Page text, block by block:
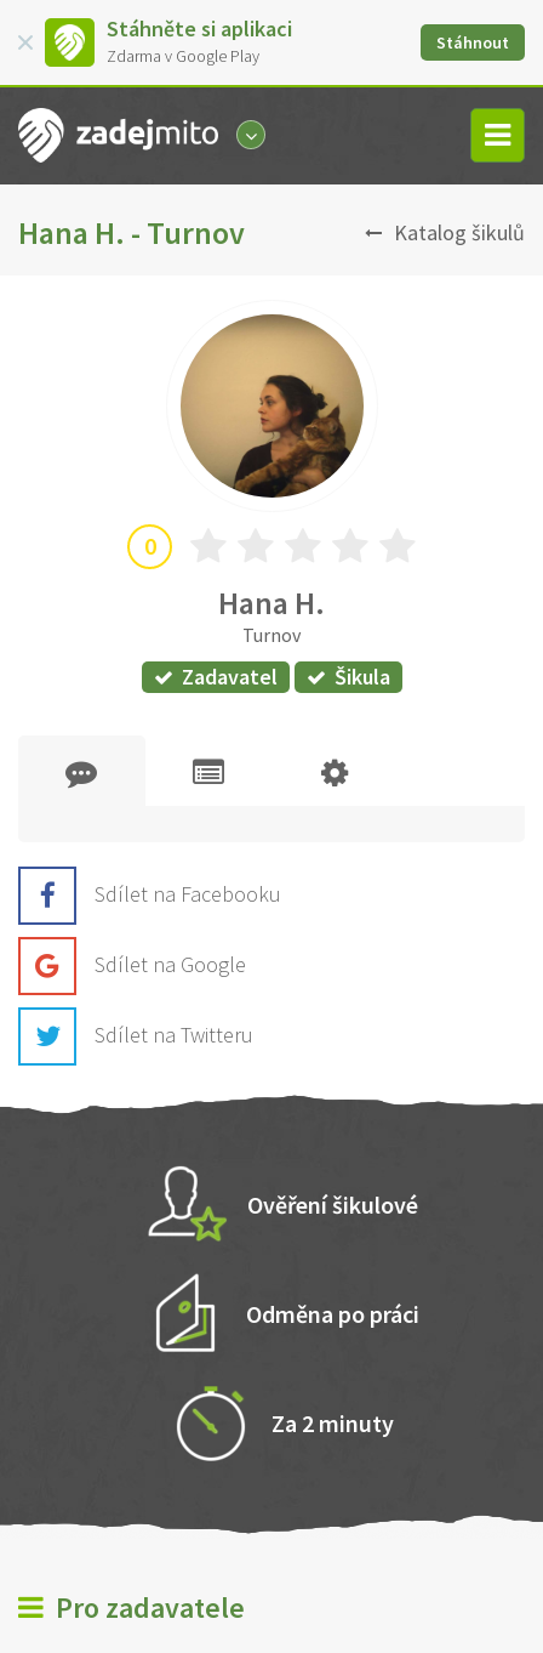
Stáhněte si aplikaci
Zdarma v Google Play
Stáhnout
Hana H. - Turnov Katalog šikulů
0
Hana H.
Turnov
Zadavatel Šikula
Sdílet na Facebooku
Sdílet na Google
Sdílet na Twitteru
Ověření šikulové
Odměna po práci
Za 2 minuty
Pro zadavatele